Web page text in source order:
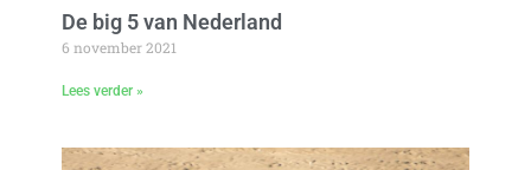
De big 5 van Nederland
6 november 2021
Lees verder »